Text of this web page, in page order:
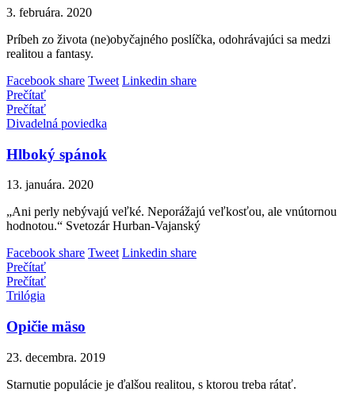
3. februára. 2020
Príbeh zo života (ne)obyčajného poslíčka, odohrávajúci sa medzi
realitou a fantasy.
Facebook share Tweet Linkedin share
Prečítať
Prečítať
Divadelná poviedka
Hlboký spánok
13. januára. 2020
„Ani perly nebývajú veľké. Neporážajú veľkosťou, ale vnútornou
hodnotou.“ Svetozár Hurban-Vajanský
Facebook share Tweet Linkedin share
Prečítať
Prečítať
Trilógia
Opičie mäso
23. decembra. 2019
Starnutie populácie je ďalšou realitou, s ktorou treba rátať.